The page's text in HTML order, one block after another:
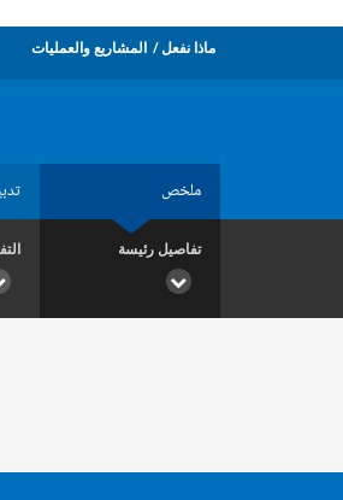
ماذا نفعل المشاريع والعمليات
ملخص
تفاصيل رئيسة